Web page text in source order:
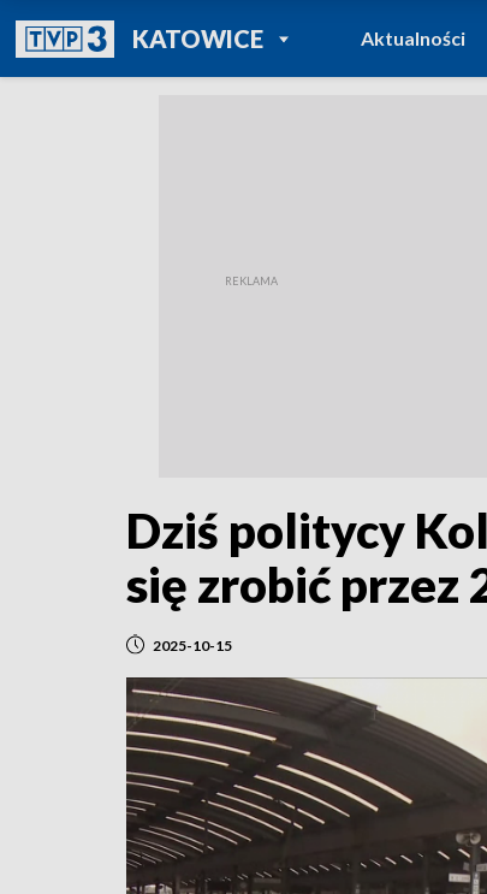
KATOWICEPOWRÓT DO
TVP REGIONY
Aktualności
Dziś politycy
się zrobić przez
2025-10-15